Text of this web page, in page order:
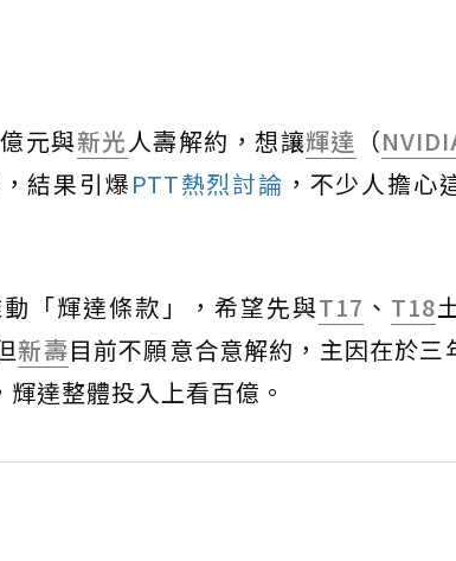
元與新光人壽解約，想讓輝達 （
結果引爆PTT熱烈討論 ，不少人擔心
「輝達條款」，希望先與T17 、 T18
新壽目前不願意合意解約，主因在於三
達整體投入上看百億。